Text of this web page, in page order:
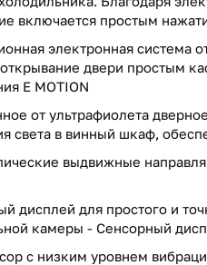
включается простым
электронная система
двери простым
E MOTION
от ультрафиолета
света в винный шкаф,
выдвижные
дисплей для простого и
камеры - Сенсорный
с низким уровнем